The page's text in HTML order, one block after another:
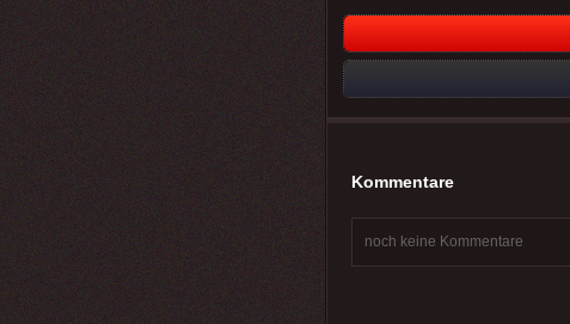
Kommentare
noch keine Kommentare